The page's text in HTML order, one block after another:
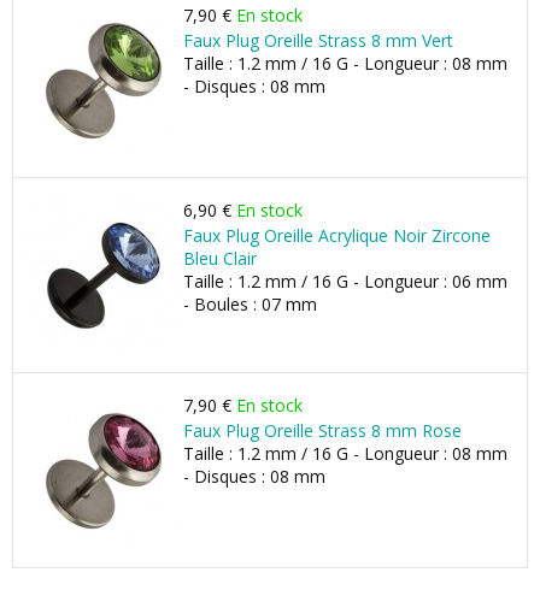
7,90 € En stock
Faux Plug Oreille Strass 8 mm Vert
Taille : 1.2 mm / 16 G - Longueur : 08 mm
- Disques : 08 mm
6,90 € En stock
Faux Plug Oreille Acrylique Noir Zircone
Bleu Clair
Taille : 1.2 mm / 16 G - Longueur : 06 mm
- Boules : 07 mm
7,90 € En stock
Faux Plug Oreille Strass 8 mm Rose
Taille : 1.2 mm / 16 G - Longueur : 08 mm
- Disques : 08 mm